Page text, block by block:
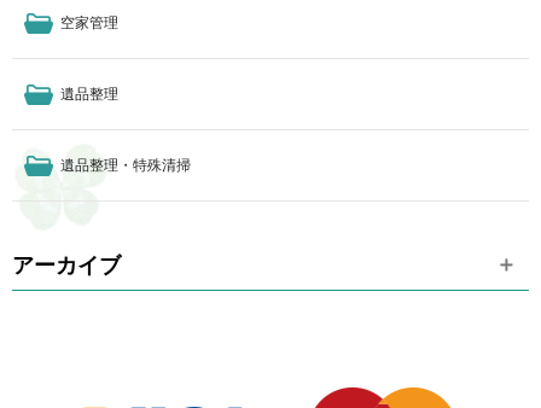
空家管理
遺品整理
遺品整理・特殊清掃
アーカイブ